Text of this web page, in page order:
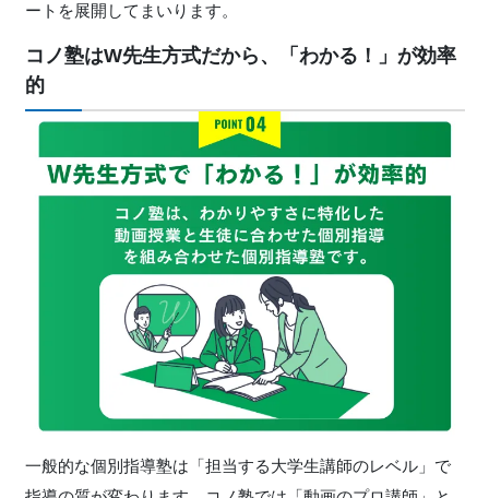
ートを展開してまいります。
コノ塾はW先⽣⽅式だから、「わかる！」が効率
的
⼀般的な個別指導塾は「担当する⼤学⽣講師のレベル」で